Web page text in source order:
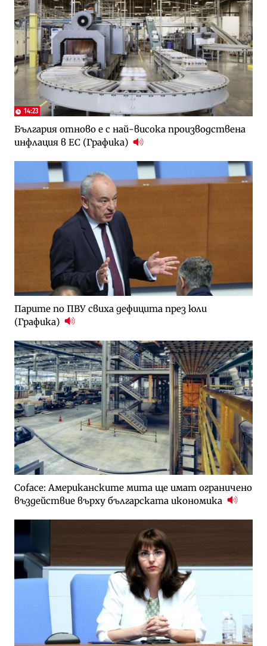
14:23
България отново е с най-висока производствена
инфлация в ЕС (Графика)
Парите по ПВУ свиха дефицита през юли
(Графика)
Coface: Американските мита ще имат ограничено
въздействие върху българската икономика